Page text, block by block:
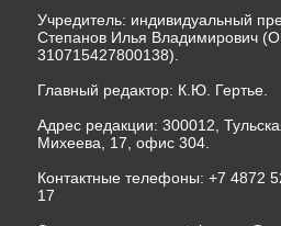
Учредитель: индивидуальный
Степанов Илья Владимирович
310715427800138).
Главный редактор: К.Ю. Гертье.
Адрес редакции: 300012,
Михеева, 17, офис 304.
Контактные телефоны: +7 4872
17